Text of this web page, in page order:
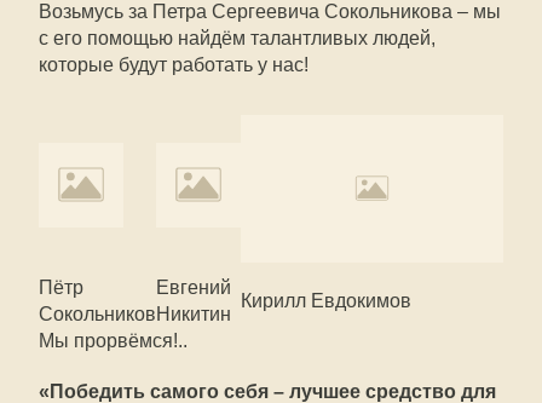
Возьмусь за Петра Сергеевича Сокольникова – мы
с его помощью найдём талантливых людей,
которые будут работать у нас!
Пётр
Сокольников
Евгений
Никитин
Кирилл Евдокимов
Мы прорвёмся!..
«Победить самого себя – лучшее средство для